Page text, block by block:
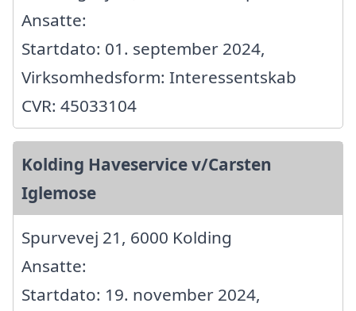
Ansatte:
Startdato: 01. september 2024,
Virksomhedsform: Interessentskab
CVR: 45033104
Kolding Haveservice v/Carsten
Iglemose
Spurvevej 21, 6000 Kolding
Ansatte:
Startdato: 19. november 2024,